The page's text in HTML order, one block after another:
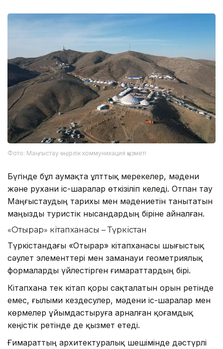
Фото: Маңғыстау өңірлік коммуникация қызметі
Бүгінде бұл аумақта ұлттық мерекелер, мәдени
және рухани іс-шаралар өткізіліп келеді. Отпан тау
Маңғыстаудың тарихы мен мәдениетін танытатын
маңызды туристік нысандардың біріне айналған.
«Отырар» кітапханасы – Түркістан
Түркістандағы «Отырар» кітапханасы шығыстық
сәулет элементтері мен заманауи геометриялық
формаларды үйлестірген ғимараттардың бірі.
Кітапхана тек кітап қоры сақталатын орын ретінде
емес, ғылыми кездесулер, мәдени іс-шаралар мен
көрмелер ұйымдастыруға арналған қоғамдық
кеңістік ретінде де қызмет етеді.
Ғимараттың архитектуралық шешімінде дәстүрлі